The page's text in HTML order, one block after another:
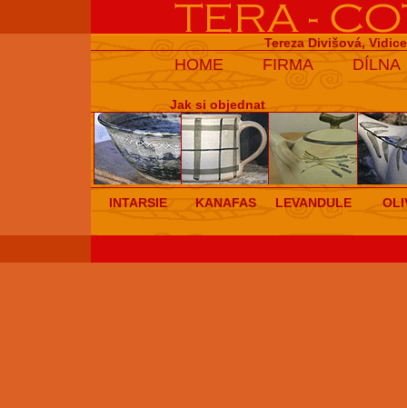
Tereza Divišová,
HOME FIRMA DÍLNA
Jak si objednat
INTARSIE KANAFAS LEVANDULE